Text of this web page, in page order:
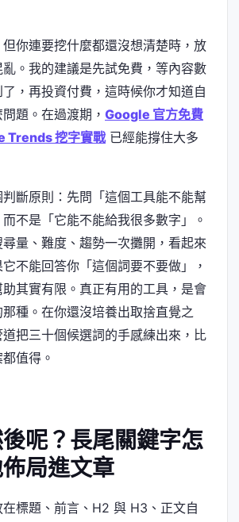
你連要挖什麼都還沒想清楚時，放
。我的建議是先試免費，等內容數
，再投資付費，這時候你才知道自
題。在過渡期， Google 官方免費
Trends 挖字實戰已經能撐住大多
斷原則：先問「這個工具能不能幫
不是「它能不能給我很多數字」。
量、難度、趨勢一次攤開，看起來
不能回答你「這個詞要不要做」，
其實有限。真正有用的工具，是會
種。在你還沒培養出取捨直覺之
把三十個候選詞的手感練出來，比
值得。
呢？長尾關鍵字怎
局進文章
標題、前言、H2 與 H3、正文自